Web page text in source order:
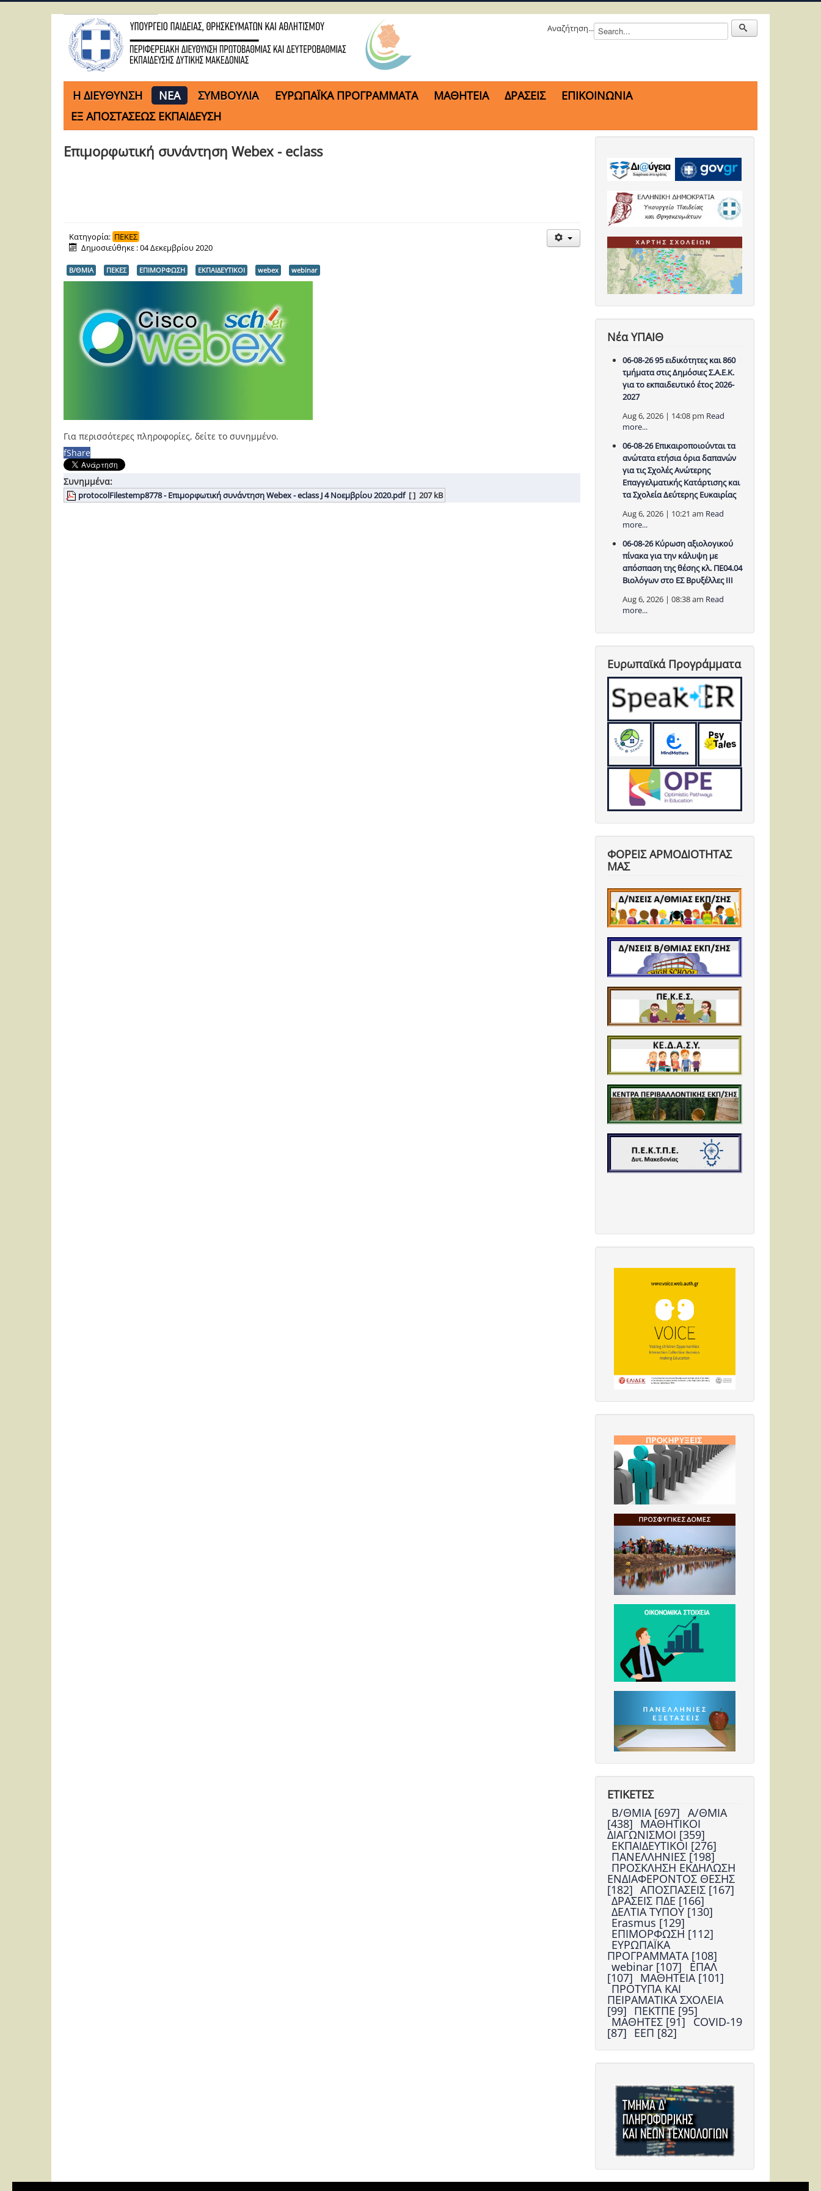
Αναζήτηση...
H ΔΙΕΥΘΥΝΣΗ ΝΕΑ ΣΥΜΒΟΥΛΙΑ ΕΥΡΩΠΑΪΚΑ ΠΡΟΓΡΑΜΜΑΤΑ ΜΑΘΗΤΕΙΑ ΔΡΑΣΕΙΣ
ΕΠΙΚΟΙΝΩΝΙΑ
ΕΞ ΑΠΟΣΤΑΣΕΩΣ ΕΚΠΑΙΔΕΥΣΗ
Επιμορφωτική συνάντηση Webex - eclass
Κατηγορία: ΠΕΚΕΣ
Δημοσιεύθηκε : 04 Δεκεμβρίου 2020
Β/ΘΜΙΑ ΠΕΚΕΣ ΕΠΙΜΟΡΦΩΣΗ ΕΚΠΑΙΔΕΥΤΙΚΟΙ webex webinar
Για περισσότερες πληροφορίες, δείτε το συνημμένο.
fShare
Συνημμένα:
protocolFilestemp8778 - Επιμορφωτική συνάντηση Webex - eclass J 4 Νοεμβρίου 2020.pdf [ ] 207 kB
Νέα ΥΠΑΙΘ
06-08-26 95 ειδικότητες και 860
τμήματα στις Δημόσιες Σ.Α.Ε.Κ.
για το εκπαιδευτικό έτος 2026-
2027
Aug 6, 2026 | 14:08 pm Read
more...
06-08-26 Επικαιροποιούνται τα
ανώτατα ετήσια όρια δαπανών
για τις Σχολές Ανώτερης
Επαγγελματικής Κατάρτισης και
τα Σχολεία Δεύτερης Ευκαιρίας
Aug 6, 2026 | 10:21 am Read
more...
06-08-26 Κύρωση αξιολογικού
πίνακα για την κάλυψη με
απόσπαση της θέσης κλ. ΠΕ04.04
Βιολόγων στο ΕΣ Βρυξέλλες ΙΙΙ
Aug 6, 2026 | 08:38 am Read
more...
Ευρωπαϊκά Προγράμματα
ΦΟΡΕΙΣ ΑΡΜΟΔΙΟΤΗΤΑΣ
ΜΑΣ
ΕΤΙΚΕΤΕΣ
Β/ΘΜΙΑ [697] Α/ΘΜΙΑ
[438] ΜΑΘΗΤΙΚΟΙ
ΔΙΑΓΩΝΙΣΜΟΙ [359]
ΕΚΠΑΙΔΕΥΤΙΚΟΙ [276]
ΠΑΝΕΛΛΗΝΙΕΣ [198]
ΠΡΟΣΚΛΗΣΗ ΕΚΔΗΛΩΣΗ
ΕΝΔΙΑΦΕΡΟΝΤΟΣ ΘΕΣΗΣ
[182] ΑΠΟΣΠΑΣΕΙΣ [167]
ΔΡΑΣΕΙΣ ΠΔΕ [166]
ΔΕΛΤΙΑ ΤΥΠΟΥ [130]
Erasmus [129]
ΕΠΙΜΟΡΦΩΣΗ [112]
ΕΥΡΩΠΑΪΚΑ
ΠΡΟΓΡΑΜΜΑΤΑ [108]
webinar [107] ΕΠΑΛ
[107] ΜΑΘΗΤΕΙΑ [101]
ΠΡΟΤΥΠΑ ΚΑΙ
ΠΕΙΡΑΜΑΤΙΚΑ ΣΧΟΛΕΙΑ
[99] ΠΕΚΤΠΕ [95]
ΜΑΘΗΤΕΣ [91] COVID-19
[87] ΕΕΠ [82]